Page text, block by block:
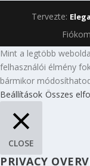
Tervezte:
Fiókom
Mint a legtöbb
felhasználói élmény
bármikor
Beállítások Összes
CLOSE
PRIVACY